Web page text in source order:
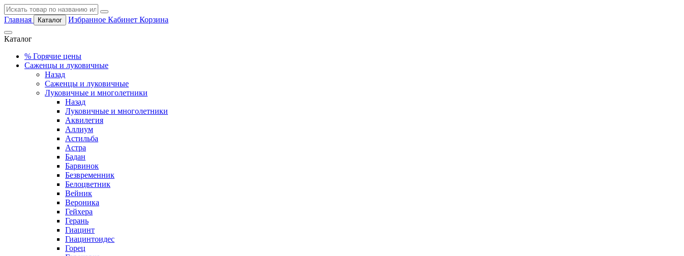
Главная Каталог Избранное Кабинет Корзина
Каталог
% Горячие цены
Саженцы и луковичные
Назад
Саженцы и луковичные
Луковичные и многолетники
Назад
Луковичные и многолетники
Аквилегия
Аллиум
Астильба
Астра
Бадан
Барвинок
Безвременник
Белоцветник
Вейник
Вероника
Гейхера
Герань
Гиацинт
Гиацинтоидес
Горец